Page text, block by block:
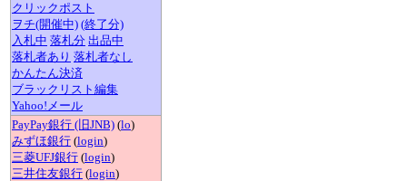
クリックポスト
ヲチ(開催中) (終了分)
入札中 落札分 出品中
落札者あり 落札者なし
かんたん決済
ブラックリスト編集
Yahoo!メール
PayPay銀行 (旧JNB) (lo)
みずほ銀行 (login)
三菱UFJ銀行 (login)
三井住友銀行 (login)